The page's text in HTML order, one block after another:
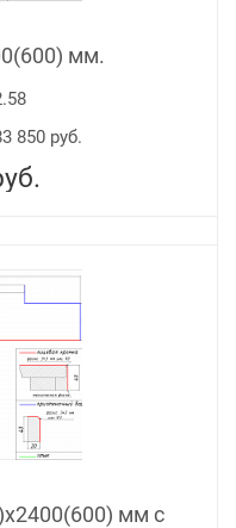
мм.
850 руб.
мм с